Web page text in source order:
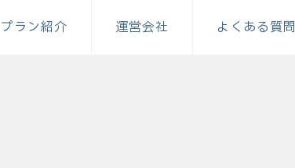
プラン紹介 運営会社 よくある質問